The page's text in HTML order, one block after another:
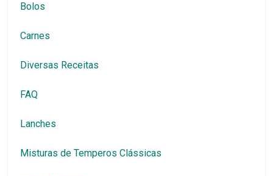
Bolos
Carnes
Diversas Receitas
FAQ
Lanches
Misturas de Temperos Clássicas